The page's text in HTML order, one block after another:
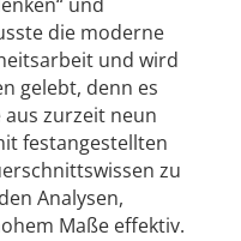
die moderne
und wird
gelebt, denn es
zurzeit neun
festangestellten
zu
Analysen,
Maße effektiv.